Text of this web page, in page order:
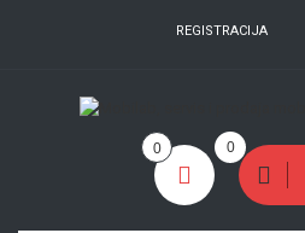
REGISTRACIJA
0
0